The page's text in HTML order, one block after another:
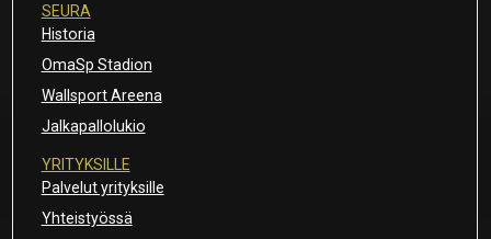
SEURA
Historia
OmaSp Stadion
Wallsport Areena
Jalkapallolukio
YRITYKSILLE
Palvelut yrityksille
Yhteistyössä